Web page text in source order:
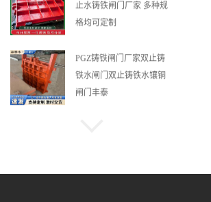
止水铸铁闸门厂家 多种规
格均可定制
PGZ铸铁闸门厂家双止铸
铁水闸门双止铸铁水镶铜
闸门丰泰